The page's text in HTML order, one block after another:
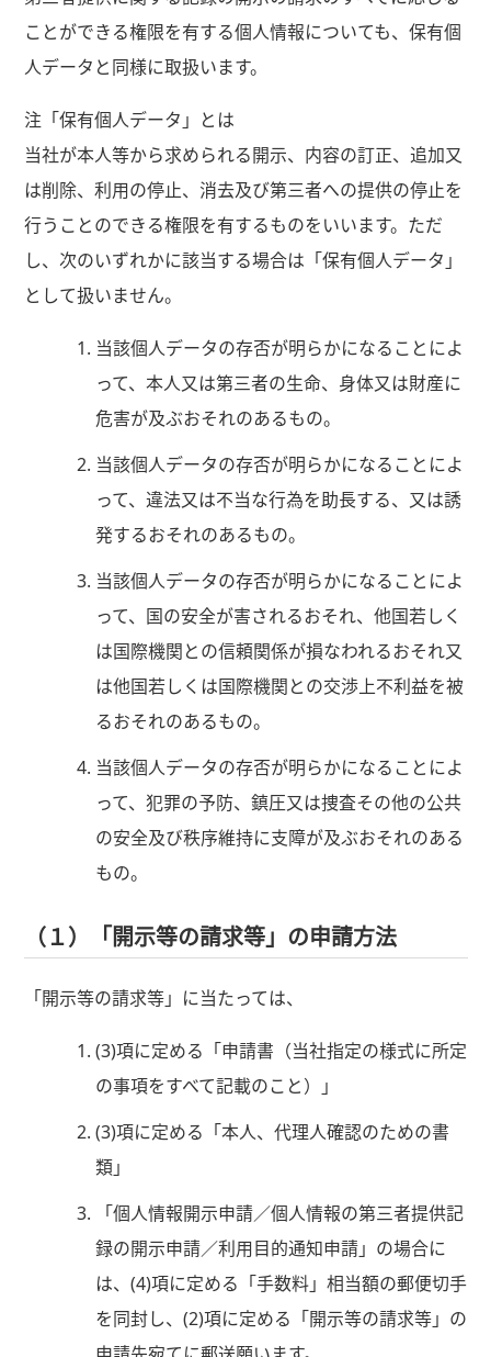
ことができる権限を有する個人情報についても、保有個
人データと同様に取扱います。
注「保有個人データ」とは
当社が本人等から求められる開示、内容の訂正、追加又
は削除、利用の停止、消去及び第三者への提供の停止を
行うことのできる権限を有するものをいいます。ただ
し、次のいずれかに該当する場合は「保有個人データ」
として扱いません。
当該個人データの存否が明らかになることによ
って、本人又は第三者の生命、身体又は財産に
危害が及ぶおそれのあるもの。
当該個人データの存否が明らかになることによ
って、違法又は不当な行為を助長する、又は誘
発するおそれのあるもの。
当該個人データの存否が明らかになることによ
って、国の安全が害されるおそれ、他国若しく
は国際機関との信頼関係が損なわれるおそれ又
は他国若しくは国際機関との交渉上不利益を被
るおそれのあるもの。
当該個人データの存否が明らかになることによ
って、犯罪の予防、鎮圧又は捜査その他の公共
の安全及び秩序維持に支障が及ぶおそれのある
もの。
（１）「開示等の請求等」の申請方法
「開示等の請求等」に当たっては、
(3)項に定める「申請書（当社指定の様式に所定
の事項をすべて記載のこと）」
(3)項に定める「本人、代理人確認のための書
類」
「個人情報開示申請／個人情報の第三者提供記
録の開示申請／利用目的通知申請」の場合に
は、(4)項に定める「手数料」相当額の郵便切手
を同封し、(2)項に定める「開示等の請求等」の